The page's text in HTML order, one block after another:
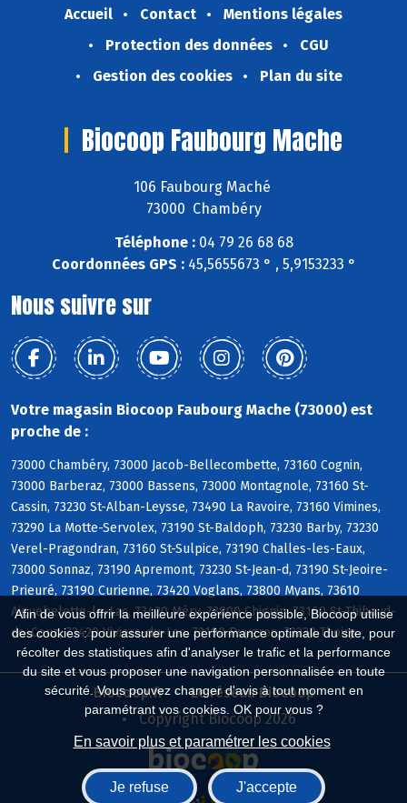
Afin de vous offrir la meilleure expérience possible, Biocoop utilise
des cookies : pour assurer une performance optimale du site, pour
récolter des statistiques afin d'analyser le trafic et la performance
du site et vous proposer une navigation personnalisée en toute
sécurité. Vous pouvez changer d'avis à tout moment en
paramétrant vos cookies. OK pour vous ?
En savoir plus et paramétrer les cookies
Je refuse J'accepte
Accueil Contact
Mentions légales
Protection des données
CGU
Gestion des cookies
Plan du site
Biocoop Faubourg Mache
106 Faubourg Maché
73000 Chambéry
Téléphone :04 79 26 68 68
Coordonnées GPS :45,5655673 ° , 5,9153233 °
Nous suivre sur
Votre magasin Biocoop Faubourg Mache (73000) est
proche de :
73000 Chambéry, 73000 Jacob-Bellecombette, 73160 Cognin,
73000 Barberaz, 73000 Bassens, 73000 Montagnole, 73160 St-
Cassin, 73230 St-Alban-Leysse, 73490 La Ravoire, 73160 Vimines,
73290 La Motte-Servolex, 73190 St-Baldoph, 73230 Barby, 73230
Verel-Pragondran, 73160 St-Sulpice, 73190 Challes-les-Eaux,
73000 Sonnaz, 73190 Apremont, 73230 St-Jean-d, 73190 St-Jeoire-
Prieuré, 73190 Curienne, 73420 Voglans, 73800 Myans, 73610
Aiguebelette-le-Lac, 73420 Méry, 73800 Chignin, 73160 St-Thibaud-
de-Couz, 73420 Viviers-du-Lac, 73190 Puygros, 73230 Thoiry
Biocoop.fr
Le réseau Biocoop
Copyright Biocoop 2026